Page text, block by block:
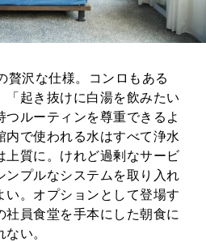
贅沢な仕様。コンロもある
「起き抜けに白湯を飲みたい
つルーティンを尊重できるよ
内で使われる水はすべて浄水
上質に。けれど過剰なサービ
ンプルなシステムを取り入れ
い。オプションとして登場す
社員食堂を手本にした朝食に
い。